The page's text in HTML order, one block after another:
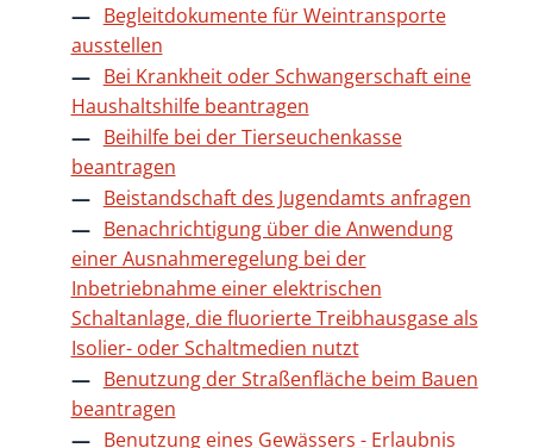
Begleitdokumente für Weintransporte
ausstellen
Bei Krankheit oder Schwangerschaft eine
Haushaltshilfe beantragen
Beihilfe bei der Tierseuchenkasse
beantragen
Beistandschaft des Jugendamts anfragen
Benachrichtigung über die Anwendung
einer Ausnahmeregelung bei der
Inbetriebnahme einer elektrischen
Schaltanlage, die fluorierte Treibhausgase als
Isolier- oder Schaltmedien nutzt
Benutzung der Straßenfläche beim Bauen
beantragen
Benutzung eines Gewässers - Erlaubnis